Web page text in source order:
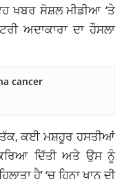
ਖਬਰ ਸੋਸ਼ਲ ਮੀਡੀਆ ‘ਤੇ
ਅਦਾਕਾਰਾ ਦਾ ਹੌਸਲਾ
ਕਈ ਮਸ਼ਹੂਰ ਹਸਤੀਆਂ
ਦਿੱਤੀ ਅਤੇ ਉਸ ਨੂੰ
ਹੈ’ ‘ਚ ਹਿਨਾ ਖਾਨ ਦੀ